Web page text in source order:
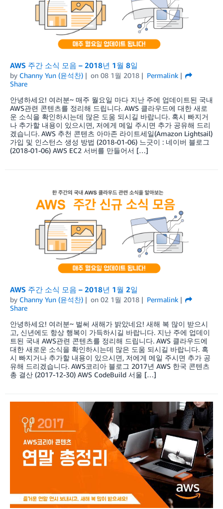
AWS 주간 소식 모음 – 2018년 1월 8일
by Channy Yun (윤석찬) on 08 1월 2018
Permalink
Share
안녕하세요! 여러분~ 매주 월요일 마다 지난 주에 업데이트된 국내
AWS관련 콘텐츠를 정리해 드립니다. AWS 클라우드에 대한 새로
운 소식을 확인하시는데 많은 도움 되시길 바랍니다. 혹시 빠지거
나 추가할 내용이 있으시면, 저에게 메일 주시면 추가 공유해 드리
겠습니다. AWS 추천 콘텐츠 아마존 라이트세일(Amazon Lightsail)
가입 및 인스턴스 생성 방법 (2018-01-06) 느긋이 : 네이버 블로그
(2018-01-06) AWS EC2 서버를 만들어서 […]
AWS 주간 소식 모음 – 2018년 1월 2일
by Channy Yun (윤석찬) on 02 1월 2018
Permalink
Share
안녕하세요! 여러분~ 벌써 새해가 밝았네요! 새해 복 많이 받으시
고, 신년에도 항상 행복이 가득하시길 바랍니다. 지난 주에 업데이
트된 국내 AWS관련 콘텐츠를 정리해 드립니다. AWS 클라우드에
대한 새로운 소식을 확인하시는데 많은 도움 되시길 바랍니다. 혹
시 빠지거나 추가할 내용이 있으시면, 저에게 메일 주시면 추가 공
유해 드리겠습니다. AWS코리아 블로그 2017년 AWS 한국 콘텐츠
총 결산 (2017-12-30) AWS CodeBuild 서울 […]